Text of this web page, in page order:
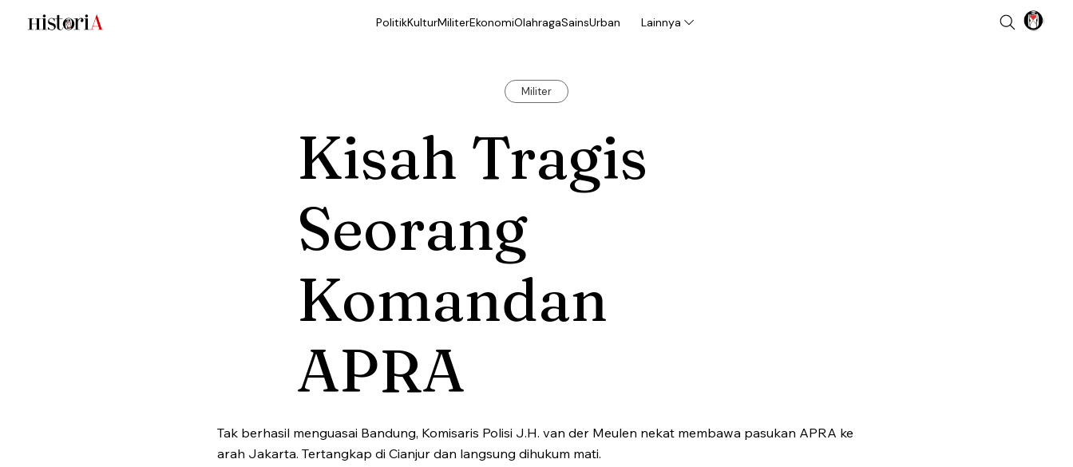
PolitikKulturMiliterEkonomiOlahragaSainsUrban Lainnya
Militer
Kisah Tragis
Seorang
Komandan
APRA
Tak berhasil menguasai Bandung, Komisaris Polisi J.H. van der Meulen nekat membawa pasukan APRA ke
arah Jakarta. Tertangkap di Cianjur dan langsung dihukum mati.